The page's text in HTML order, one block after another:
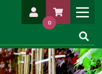
0